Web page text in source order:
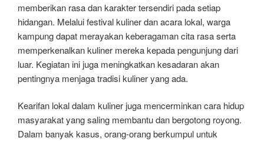
memberikan rasa dan karakter tersendiri pada setiap
hidangan. Melalui festival kuliner dan acara lokal, warga
kampung dapat merayakan keberagaman cita rasa serta
memperkenalkan kuliner mereka kepada pengunjung dari
luar. Kegiatan ini juga meningkatkan kesadaran akan
pentingnya menjaga tradisi kuliner yang ada.
Kearifan lokal dalam kuliner juga mencerminkan cara hidup
masyarakat yang saling membantu dan bergotong royong.
Dalam banyak kasus, orang-orang berkumpul untuk